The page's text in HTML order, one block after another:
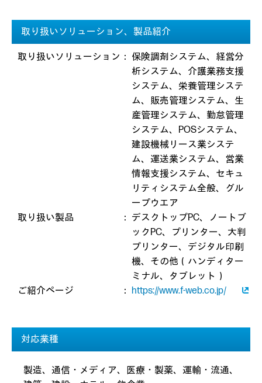
取り扱いソリューション、製品紹介
取り扱いソリューション ： 保険調剤システム、経営分
析システム、介護業務支援
システム、栄養管理システ
ム、販売管理システム、生
産管理システム、勤怠管理
システム、POSシステム、
建設機械リース業システ
ム、運送業システム、営業
情報支援システム、セキュ
リティシステム全般、グル
ープウエア
取り扱い製品
： デスクトップPC、ノートブ
ックPC、プリンター、大判
プリンター、デジタル印刷
機、その他（ハンディター
ミナル、タブレット）
ご紹介ページ
： https://www.f-web.co.jp/
対応業種
製造、通信・メディア、医療・製薬、運輸・流通、